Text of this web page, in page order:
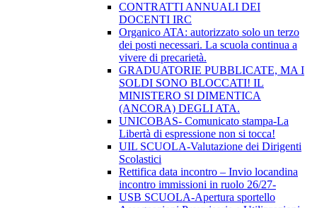
CONTRATTI ANNUALI DEI
DOCENTI IRC
Organico ATA: autorizzato solo un terzo
dei posti necessari. La scuola continua a
vivere di precarietà.
GRADUATORIE PUBBLICATE, MA I
SOLDI SONO BLOCCATI! IL
MINISTERO SI DIMENTICA
(ANCORA) DEGLI ATA.
UNICOBAS- Comunicato stampa-La
Libertà di espressione non si tocca!
UIL SCUOLA-Valutazione dei Dirigenti
Scolastici
Rettifica data incontro – Invio locandina
incontro immissioni in ruolo 26/27-
USB SCUOLA-Apertura sportello